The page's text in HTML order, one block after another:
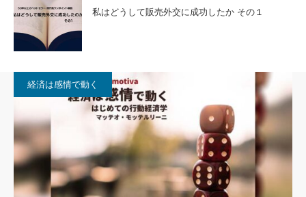
私はどうして販売外交に成功したか その１
経済は感情で動く